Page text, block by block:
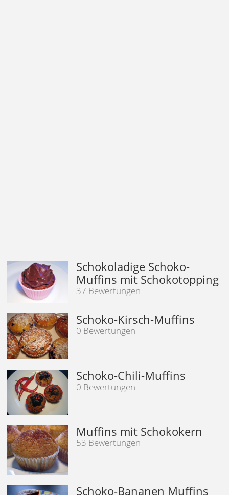
Schokoladige Schoko-
Muffins mit Schokotopping
37 Bewertungen
Schoko-Kirsch-Muffins
0 Bewertungen
Schoko-Chili-Muffins
0 Bewertungen
Muffins mit Schokokern
53 Bewertungen
Schoko-Bananen Muffins